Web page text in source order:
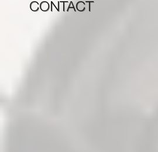
CONTACT